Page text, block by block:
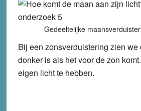
Gedeeltelijke
Bij een zonsverduistering zien we
donker is als het voor de zon
eigen licht te hebben.